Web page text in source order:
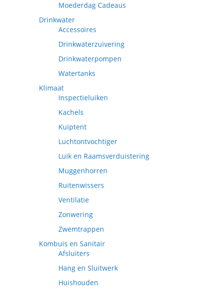
Moederdag Cadeaus
Drinkwater
Accessoires
Drinkwaterzuivering
Drinkwaterpompen
Watertanks
Klimaat
Inspectieluiken
Kachels
Kuiptent
Luchtontvochtiger
Luik en Raamsverduistering
Muggenhorren
Ruitenwissers
Ventilatie
Zonwering
Zwemtrappen
Kombuis en Sanitair
Afsluiters
Hang en Sluitwerk
Huishouden